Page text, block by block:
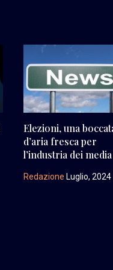
Elezioni, una
d’aria fresca per
l’industria dei media
Redazione Luglio, 2024